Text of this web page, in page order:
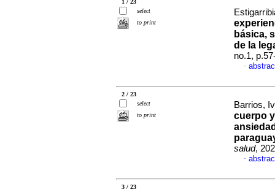
1 / 23
select
to print
básica,
de la
no.1,
·
2 / 23
select
to print
Barrios,
cuerpo
salud,
·
3 / 23